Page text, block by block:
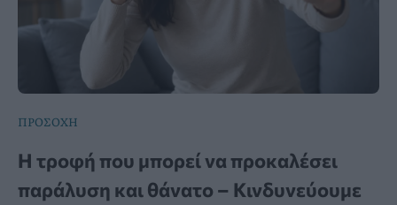
ΠΡΟΣΟΧΗ
Η τροφή που μπορεί να προκαλέσει
παράλυση και θάνατο – Κινδυνεύουμε